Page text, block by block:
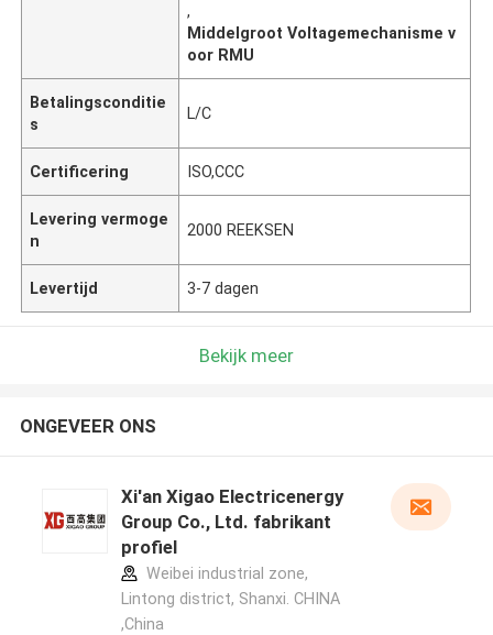
,
Middelgroot Voltagemechanisme v
oor RMU
Betalingsconditie
s
L/C
Certificering ISO,CCC
Levering vermoge
n
2000 REEKSEN
Levertijd 3-7 dagen
Bekijk meer
ONGEVEER ONS
Xi'an Xigao Electricenergy
Group Co., Ltd. fabrikant
profiel
Weibei industrial zone,
Lintong district, Shanxi. CHINA
,China